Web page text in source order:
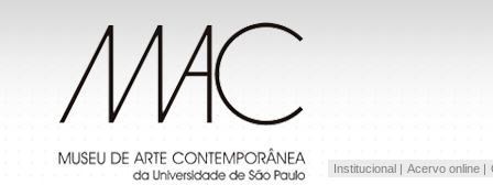
Institucional | Acervo online |